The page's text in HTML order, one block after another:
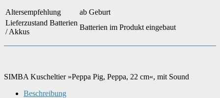
Altersempfehlung
ab Geburt
Lieferzustand Batterien
/ Akkus
Batterien im Produkt eingebaut
SIMBA Kuscheltier »Peppa Pig, Peppa, 22 cm«, mit Sound
Beschreibung